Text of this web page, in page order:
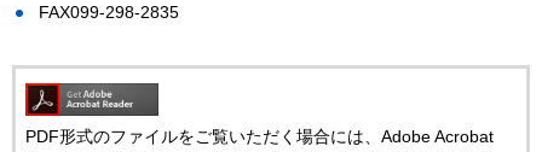
FAX099-298-2835
PDF形式のファイルをご覧いただく場合には、Adobe Acrobat